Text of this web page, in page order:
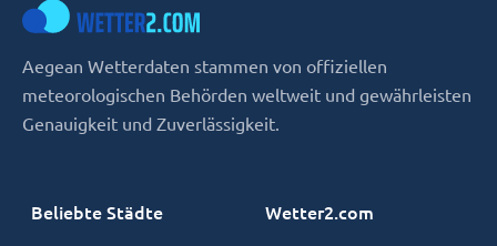
Aegean Wetterdaten stammen von offiziellen
meteorologischen Behörden weltweit und gewährleisten
Genauigkeit und Zuverlässigkeit.
Beliebte Städte Wetter2.com